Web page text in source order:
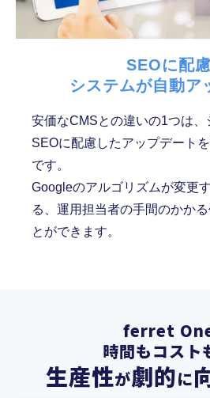
SEOに配
システムが自動ア
安価なCMSとの違いの1つは、
SEOに配慮したアップデート
です。
Googleのアルゴリズムが変更
る、運用担当者の手間のかか
とができます。
ferret
時間もコスト
生産性が劇的に